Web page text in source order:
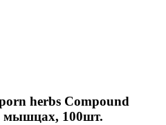
herbs Compound
мышцах, 100шт.